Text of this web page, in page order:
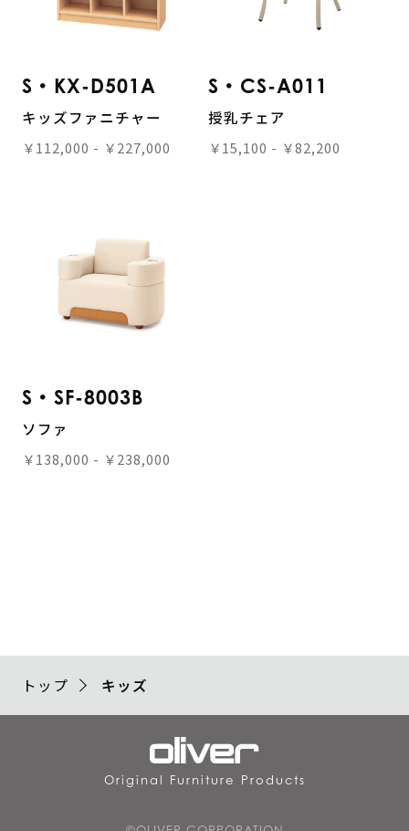
S・KX-D501A
キッズファニチャー
￥112,000 - ￥227,000
S・CS-A011
授乳チェア
￥15,100 - ￥82,200
S・SF-8003B
ソファ
￥138,000 - ￥238,000
トップ キッズ
Original Furniture Products